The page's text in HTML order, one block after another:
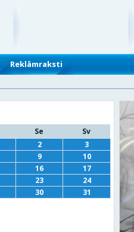
Reklāmraksti
Se
Sv
2
3
9
10
16
17
23
24
30 31